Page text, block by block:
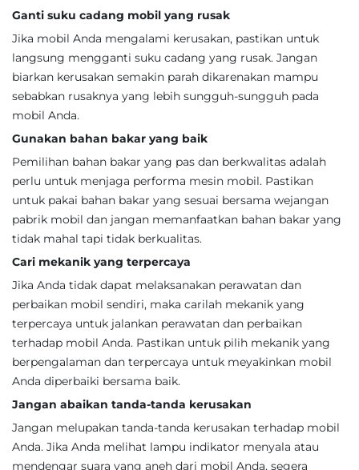
Ganti suku cadang mobil yang rusak
Jika mobil Anda mengalami kerusakan, pastikan untuk
langsung mengganti suku cadang yang rusak. Jangan
biarkan kerusakan semakin parah dikarenakan mampu
sebabkan rusaknya yang lebih sungguh-sungguh pada
mobil Anda.
Gunakan bahan bakar yang baik
Pemilihan bahan bakar yang pas dan berkwalitas adalah
perlu untuk menjaga performa mesin mobil. Pastikan
untuk pakai bahan bakar yang sesuai bersama wejangan
pabrik mobil dan jangan memanfaatkan bahan bakar yang
tidak mahal tapi tidak berkualitas.
Cari mekanik yang terpercaya
Jika Anda tidak dapat melaksanakan perawatan dan
perbaikan mobil sendiri, maka carilah mekanik yang
terpercaya untuk jalankan perawatan dan perbaikan
terhadap mobil Anda. Pastikan untuk pilih mekanik yang
berpengalaman dan terpercaya untuk meyakinkan mobil
Anda diperbaiki bersama baik.
Jangan abaikan tanda-tanda kerusakan
Jangan melupakan tanda-tanda kerusakan terhadap mobil
Anda. Jika Anda melihat lampu indikator menyala atau
mendengar suara yang aneh dari mobil Anda, segera